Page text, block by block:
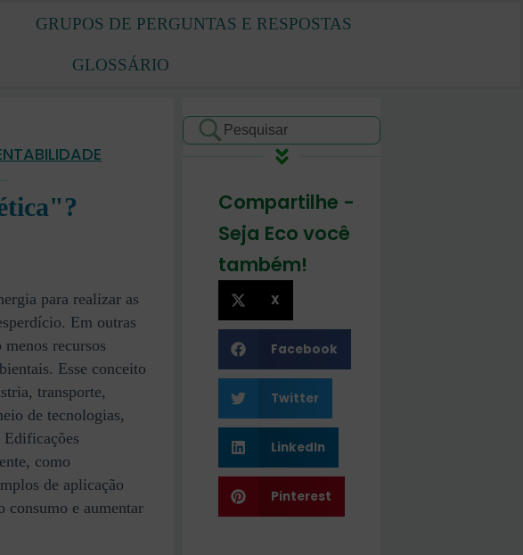
GRUPOS DE PERGUNTAS E RESPOSTAS
GLOSSÁRIO
para realizar as
Em outras
recursos
Esse conceito
transporte,
de tecnologias,
Edificações
como
de aplicação
consumo e aumentar
Compartilhe -
Seja Eco você
também!
X
Facebook
Twitter
LinkedIn
Pinterest